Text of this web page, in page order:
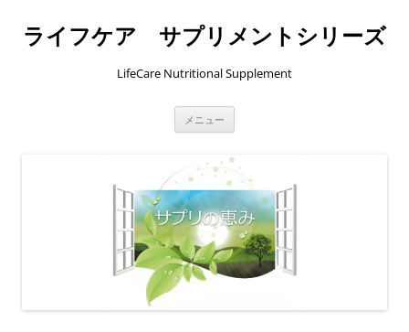
テ
ン
ライフケア サプリメントシリーズ
LifeCare Nutritional Supplement
メニュー